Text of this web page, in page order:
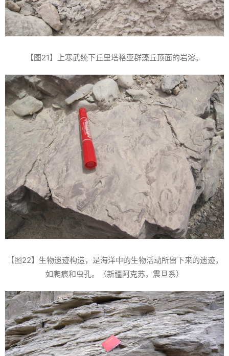
【图21】上寒武统下丘里塔格亚群藻丘顶面的岩溶。
【图22】生物遗迹构造，是海洋中的生物活动所留下来的遗迹，
如爬痕和虫孔。（新疆阿克苏，震旦系）